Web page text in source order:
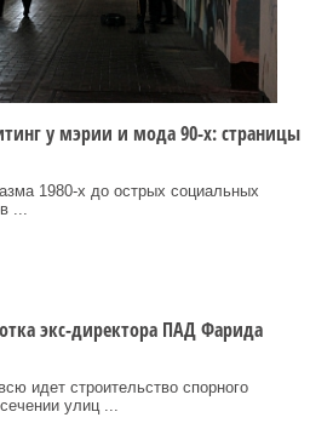
у мэрии и мода 90-х: страницы
1980‑х до острых социальных
...
экс-директора ПАД Фарида
идет строительство спорного
улиц ...